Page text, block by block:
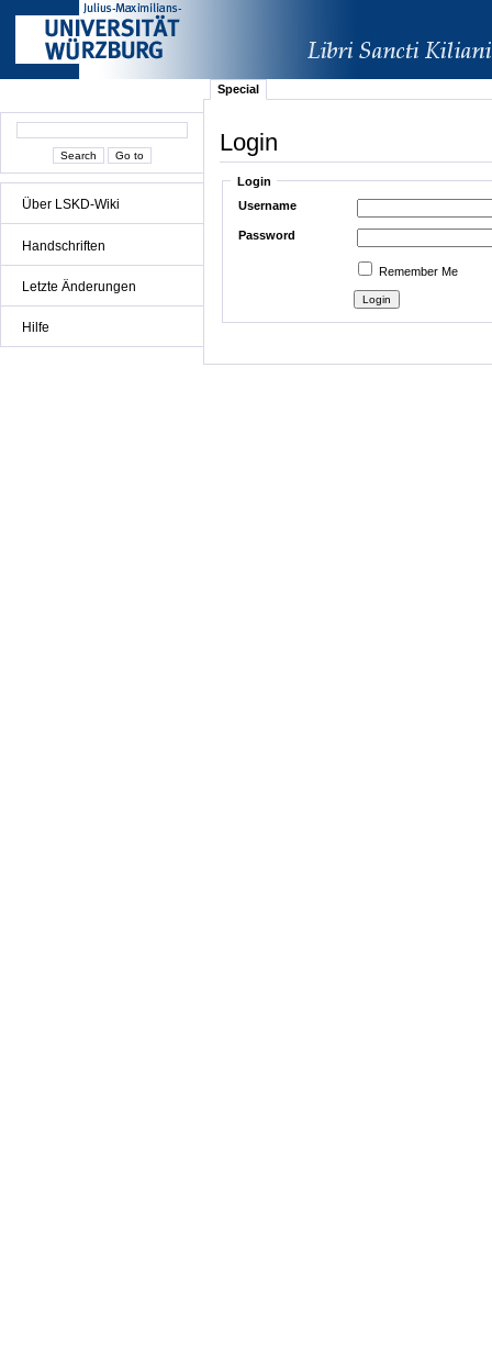
Über LSKD-Wiki
Handschriften
Letzte Änderungen
Hilfe
Special
Login
Login
Username
Password
Remember Me